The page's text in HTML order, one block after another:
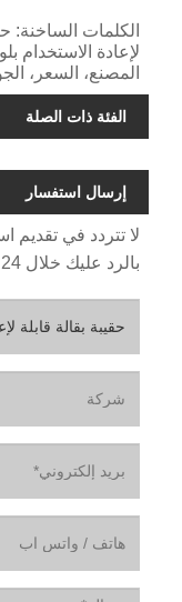
الكلمات الساخنة:
لإعادة الاستخدام
المصنع، السعر،
الفئة ذات الصلة
إرسال استفسار
لا تتردد في تقديم
بالرد عليك خلال 24 ساعة.